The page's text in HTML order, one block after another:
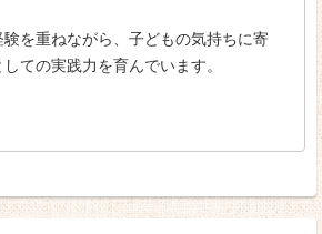
を重ねながら、子どもの気持ちに寄
ての実践力を育んでいます。